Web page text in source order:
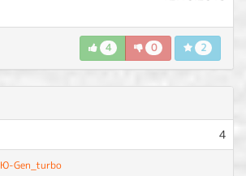
4 0 2
4
Ю-Gen_turbo